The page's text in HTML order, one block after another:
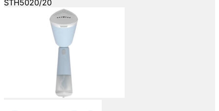
STH5020/20